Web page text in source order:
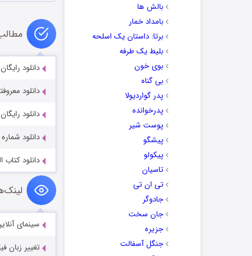
بالش ها
بامداد خمار
برتا: داستان یک اسلحه
بلیط یک‌‌ طرفه
بوی خون
بی گناه
پدر گواردیولا
پدرخوانده
پوست شیر
پیشگو
پیکولو
تاسیان
تی ان تی
جادوگر
جان سخت
جزیره
جنگل آسفالت
دانلود
دانلود
دانلود
دانلود
دانلود
سینمای
تغییر زبان